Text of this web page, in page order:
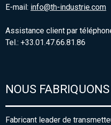
E-mail: info@th-industrie.com
Assistance client par
Tel.: +33.01.47.66.81.86
NOUS FABRIQUONS
Fabricant leader de